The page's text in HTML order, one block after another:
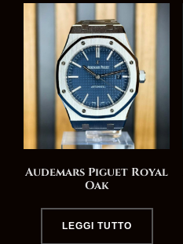
Audemars Piguet Royal
Oak
LEGGI TUTTO